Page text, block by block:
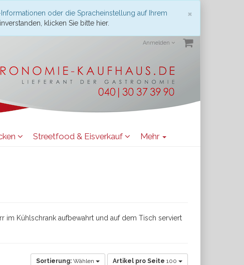
×
oder die Spracheinstellung auf Ihrem
klicken Sie bitte hier.
Anmelden
Streetfood & Eisverkauf Mehr
im Kühlschrank aufbewahrt und auf dem Tisch serviert
Sortierung: Wählen Artikel pro Seite 100